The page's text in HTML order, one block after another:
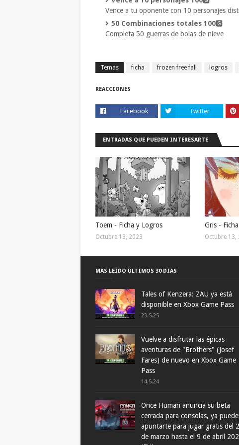
Vence a tu oponente con 10 personajes
50 Combinaciones totales 100🅶
Completa 50 guerras de bolas de nieve
Temas ficha frozen free fall logros
REACCIONES
Facebook Twitter
ENTRADAS QUE PUEDEN INTERESARTE
Toem - Ficha y Logros
Octubre 13, 2023
Gris -
Octubre 13,
MÁS LEÍDO ÚLTIMOS 30 DÍAS
Tales of Kenzera: ZAU ya está
disponible en Xbox Game Pass
23.5.25
Vuelve a disfrutar las épicas
aventuras de "Brothers" (Josef
Fares) de nuevo en Xbox Game
Pass
14.5.24
Once Human anuncia su beta
cerrada para consolas, ya
apuntarte para jugar gratis del
de marzo hasta el 9 de abril